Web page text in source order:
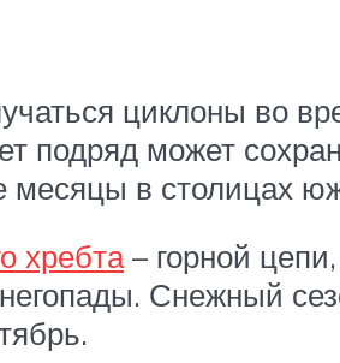
циклоны во
подряд может
в столицах
хребта– горной
Снежный